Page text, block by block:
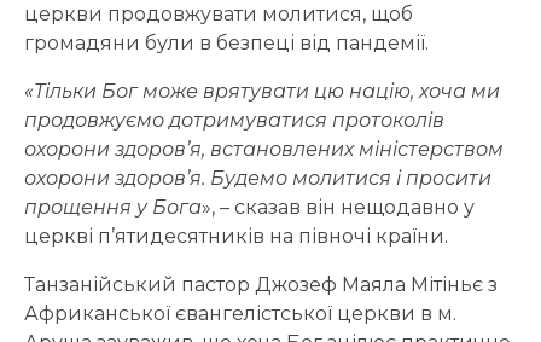
церкви продовжувати молитися, щоб
громадяни були в безпеці від пандемії.
«Тільки Бог може врятувати цю націю, хоча ми
продовжуємо дотримуватися протоколів
охорони здоров’я, встановлених міністерством
охорони здоров’я. Будемо молитися і просити
прощення у Бога», – сказав він нещодавно у
церкві п’ятидесятників на півночі країни.
Танзанійський пастор Джозеф Маяла Мітіньє з
Африканської євангелістської церкви в м.